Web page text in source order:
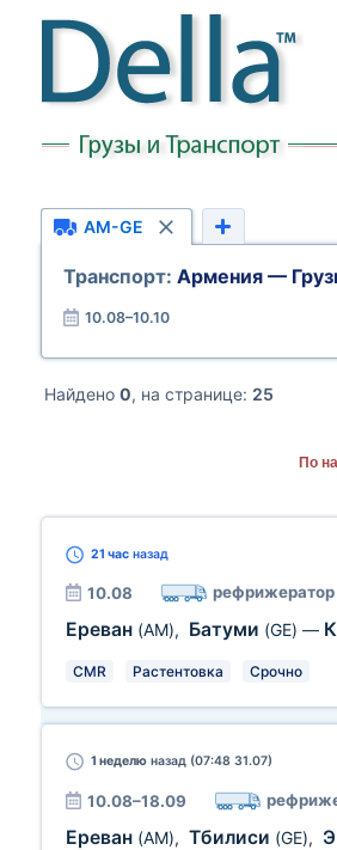
AM-GE
Транспорт: Армения —
10.08–10.10
Найдено 0, на странице: 25
По
21 час назад
10.08 рефрижератор
Ереван (AM), Батуми (GE) —
CMR Растентовка Срочно
1 неделю назад (07:48 31.07)
10.08–18.09
Ереван (AM), Тбилиси (GE),